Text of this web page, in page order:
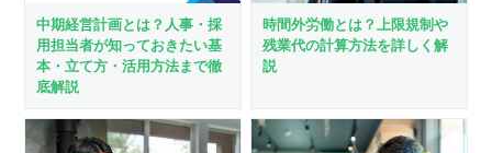
中期経営計画とは？人事・採
用担当者が知っておきたい基
本・立て方・活用方法まで徹
底解説
時間外労働とは？上限規制や
残業代の計算方法を詳しく解
説